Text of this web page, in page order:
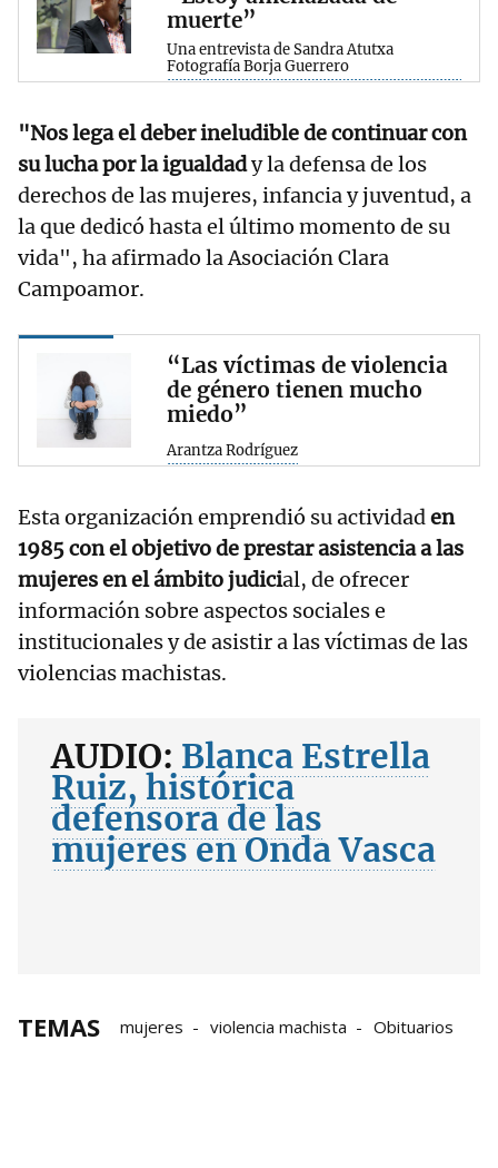
muerte”
Una entrevista de Sandra Atutxa
Fotografía Borja Guerrero
"Nos lega el deber ineludible de continuar con
su lucha por la igualdady la defensa de los
derechos de las mujeres, infancia y juventud, a
la que dedicó hasta el último momento de su
vida", ha afirmado la Asociación Clara
Campoamor.
“Las víctimas de violencia
de género tienen mucho
miedo”
Arantza Rodríguez
Esta organización emprendió su actividaden
1985 con el objetivo de prestar asistencia a las
mujeres en el ámbito judicial, de ofrecer
información sobre aspectos sociales e
institucionales y de asistir a las víctimas de las
violencias machistas.
AUDIO: Blanca Estrella
Ruiz, histórica
defensora de las
mujeres en Onda Vasca
TEMAS mujeres violencia machista Obituarios